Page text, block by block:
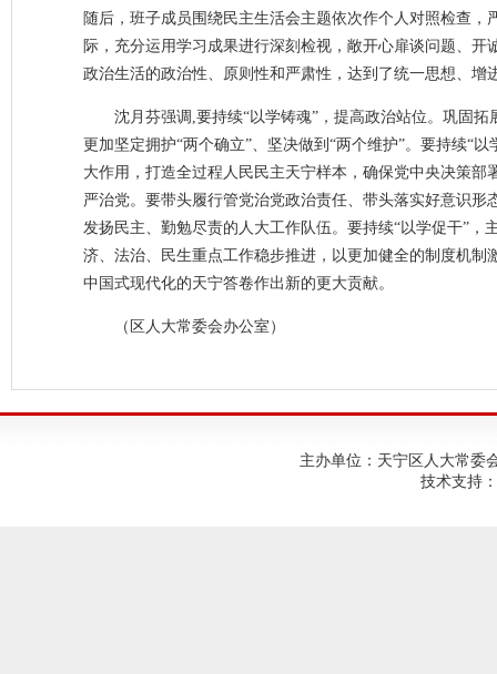
随后，班子成员围绕民主生活会主题依次作个人对照检查
际，充分运用学习成果进行深刻检视，敞开心扉谈问题、
政治生活的政治性、原则性和严肃性，达到了统一思想、增
沈月芬强调,要持续“以学铸魂”，提高政治站位。巩固
更加坚定拥护“两个确立”、坚决做到“两个维护”。要持续“
大作用，打造全过程人民民主天宁样本，确保党中央决策
严治党。要带头履行管党治党政治责任、带头落实好意识
发扬民主、勤勉尽责的人大工作队伍。要持续“以学促干”
济、法治、民生重点工作稳步推进，以更加健全的制度机
中国式现代化的天宁答卷作出新的更大贡献。
（区人大常委会办公室）
主办单位：天宁区人大常委
技术支持